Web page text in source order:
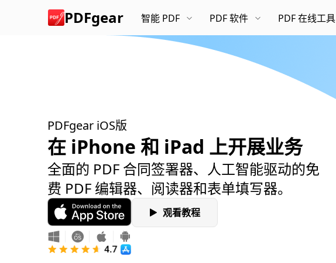
PDFgear 智能 PDF PDF 软件 PDF 在线工具
PDFgear iOS版
在 iPhone 和 iPad 上开展业务
全面的 PDF 合同签署器、人工智能驱动的免
费 PDF 编辑器、阅读器和表单填写器。
观看教程